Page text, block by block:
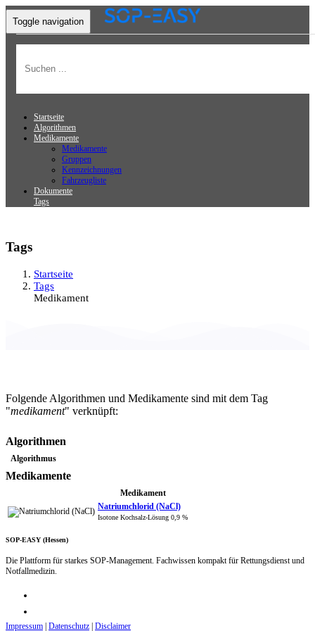
Toggle navigation
Startseite
Algorithmen
Medikamente
Medikamente
Gruppen
Kennzeichnungen
Fahrzeugliste
Dokumente
Tags
Tags
Startseite
Tags
Medikament
Folgende Algorithmen und Medikamente sind mit dem Tag
"medikament" verknüpft:
Algorithmen
Algorithmus
Medikamente
Medikament
Natriumchlorid (NaCl)
Isotone Kochsalz-Lösung 0,9 %
SOP-EASY (Hessen)
Die Plattform für starkes SOP-Management. Fachwissen kompakt für Rettungsdienst und
Notfallmedizin.
Impressum | Datenschutz | Disclaimer